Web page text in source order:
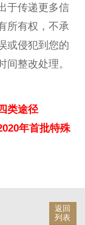
于传递更多信
所有权，不承
或侵犯到您的
整改处理。
类途径
年首批特殊
返回
列表